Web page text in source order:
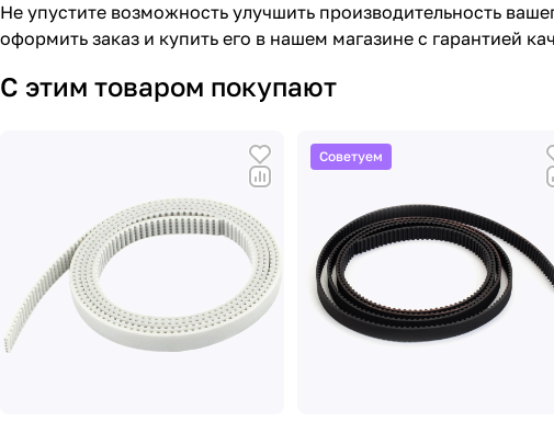
Не упустите возможность улучшить производительность
оформить заказ и купить его в нашем магазине с гарантией
С этим товаром покупают
Советуем